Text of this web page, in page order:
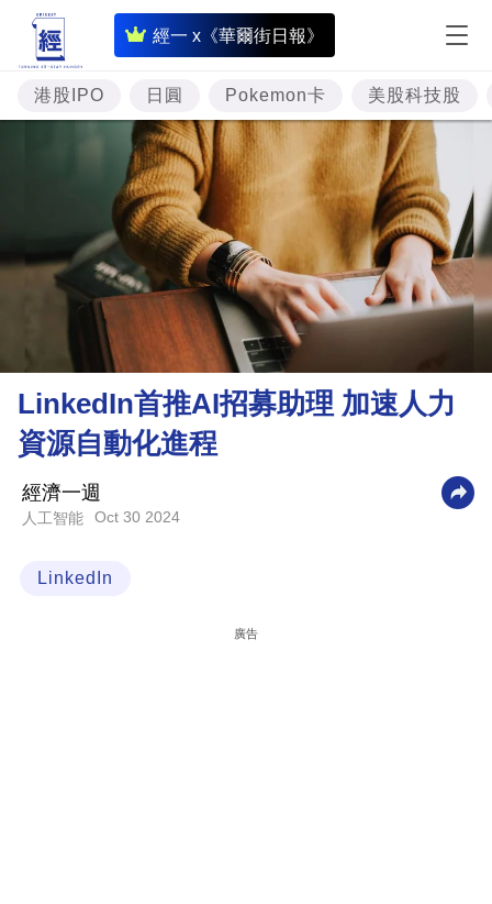
經一 x《華爾街日報》
即
時
財
經
專
題
投
資
樓
理
財
商
科
港股IPO 日圓 Pokemon卡 美股科技股
LinkedIn首推AI招募助理 加速人力
資源自動化進程
經濟一週
人工智能 Oct 30 2024
LinkedIn
廣告